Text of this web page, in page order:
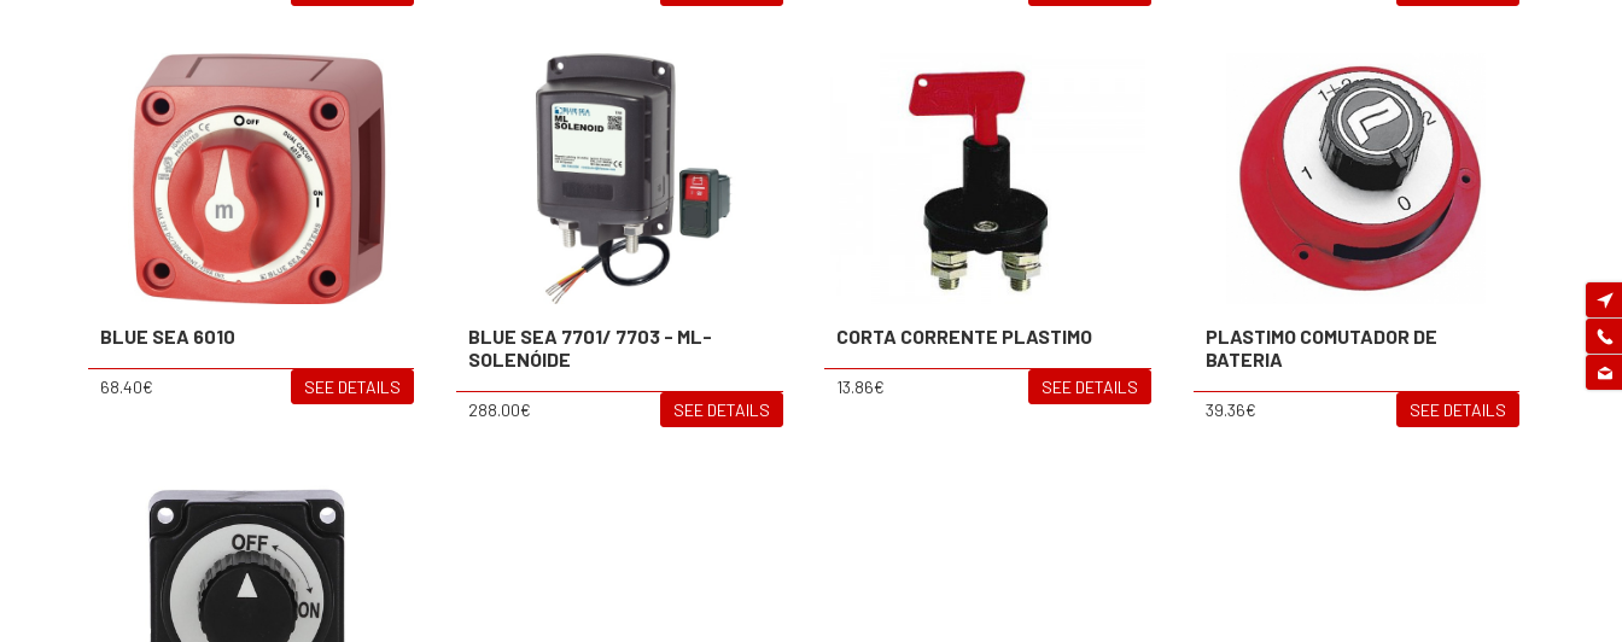
BLUE SEA 6010
68.40€ SEE DETAILS
BLUE SEA 7701/ 7703 - ML-
SOLENÓIDE
288.00€ SEE DETAILS
CORTA CORRENTE PLASTIMO
13.86€ SEE DETAILS
PLASTIMO COMUTADOR DE
BATERIA
39.36€ SEE DETAILS